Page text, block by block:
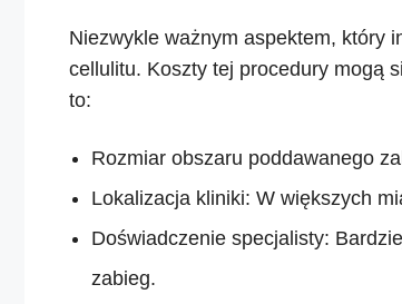
Niezwykle ważnym aspektem, który
cellulitu. Koszty tej procedury mogą
to:
Rozmiar obszaru poddawanego
Lokalizacja kliniki: W większych
Doświadczenie specjalisty:
zabieg.